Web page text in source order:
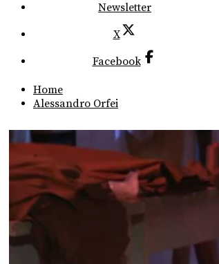
Newsletter
X
Facebook
Home
Alessandro Orfei